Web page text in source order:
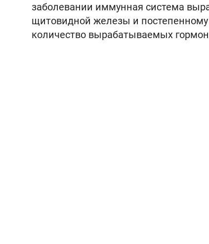
заболевании иммунная система
щитовидной железы и
количество вырабатываемых